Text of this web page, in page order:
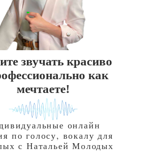
звучать красиво
как
мечтаете!
онлайн
по голосу, вокалу для
с Натальей Молодых